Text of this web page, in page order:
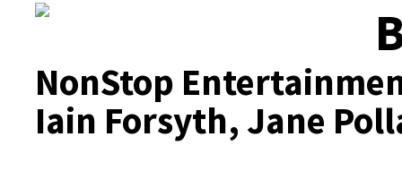
NonStop
Iain Forsyth, Jane